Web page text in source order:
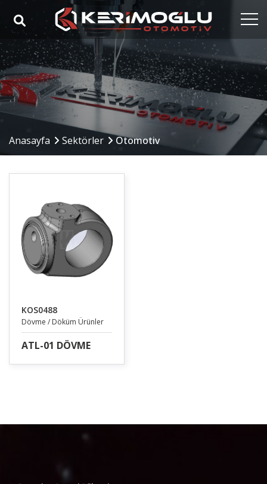
Anasayfa
Kurumsal
Yetkinlikler
Sektörler
Medya
İletişim
Anasayfa Sektörler Otomotiv
KOS0488
Dövme / Döküm Ürünler
ATL-01 DÖVME